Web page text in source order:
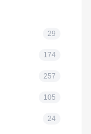
29
174
257
105
24